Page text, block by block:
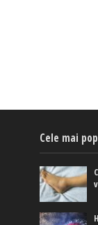
Cele mai